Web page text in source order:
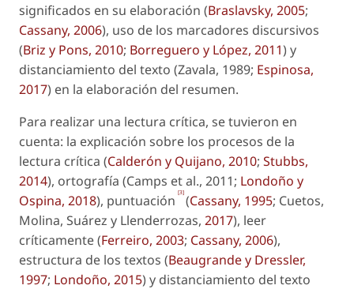
significados en su elaboración (Braslavsky, 2005;
Cassany, 2006), uso de los marcadores discursivos
(Briz y Pons, 2010; Borreguero y López, 2011) y
distanciamiento del texto (Zavala, 1989; Espinosa,
2017) en la elaboración del resumen.
Para realizar una lectura crítica, se tuvieron en
cuenta: la explicación sobre los procesos de la
lectura crítica (Calderón y Quijano, 2010; Stubbs,
2014), ortografía (Camps et al., 2011; Londoño y
Ospina, 2018), puntuación [3] (Cassany, 1995; Cuetos,
Molina, Suárez y Llenderrozas, 2017), leer
críticamente (Ferreiro, 2003; Cassany, 2006),
estructura de los textos (Beaugrande y Dressler,
1997; Londoño, 2015) y distanciamiento del texto